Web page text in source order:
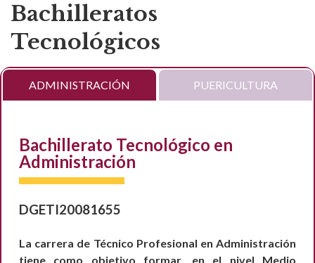
Bachilleratos
Tecnológicos
ADMINISTRACIÓN PUERICULTURA
Bachillerato Tecnológico en
Administración
DGETI20081655
La carrera de Técnico Profesional en Administración
tiene como objetivo formar, en el nivel Medio